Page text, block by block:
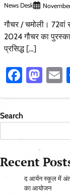
News Desk
गौचर / चमोली। 72वां
2024 गौचर का
प्रसिद्ध […]
Search
Recent
द आर्यन स्कूल में
का आयोजन